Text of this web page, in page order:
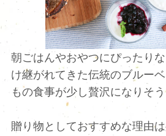
朝ごはんやおやつにぴったり
け継がれてきた伝統のブルー
もの食事が少し贅沢になりそう
贈り物としておすすめな理由